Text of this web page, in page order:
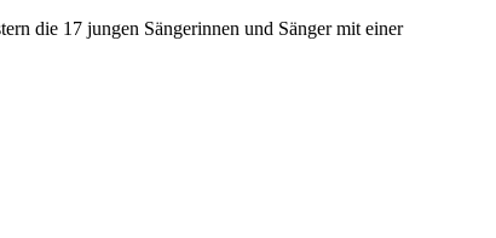
die 17 jungen Sängerinnen und Sänger mit einer